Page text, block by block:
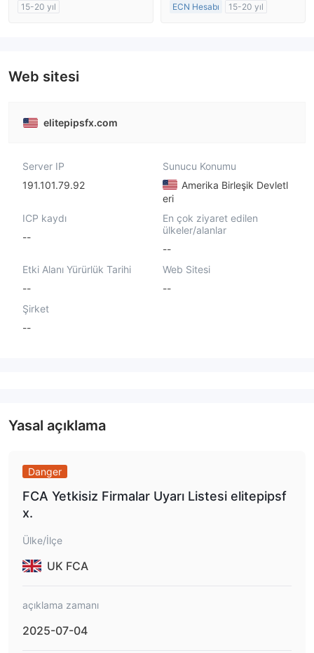
15-20 yıl
ECN Hesabı
15-20 yıl
Web sitesi
elitepipsfx.com
Server IP
191.101.79.92
Sunucu Konumu
Amerika Birleşik Devletl
eri
ICP kaydı
--
En çok ziyaret edilen
ülkeler/alanlar
--
Etki Alanı Yürürlük Tarihi
--
Web Sitesi
--
Şirket
--
Yasal açıklama
Danger
FCA Yetkisiz Firmalar Uyarı Listesi elitepipsf
x.
Ülke/İlçe
UK FCA
açıklama zamanı
2025-07-04